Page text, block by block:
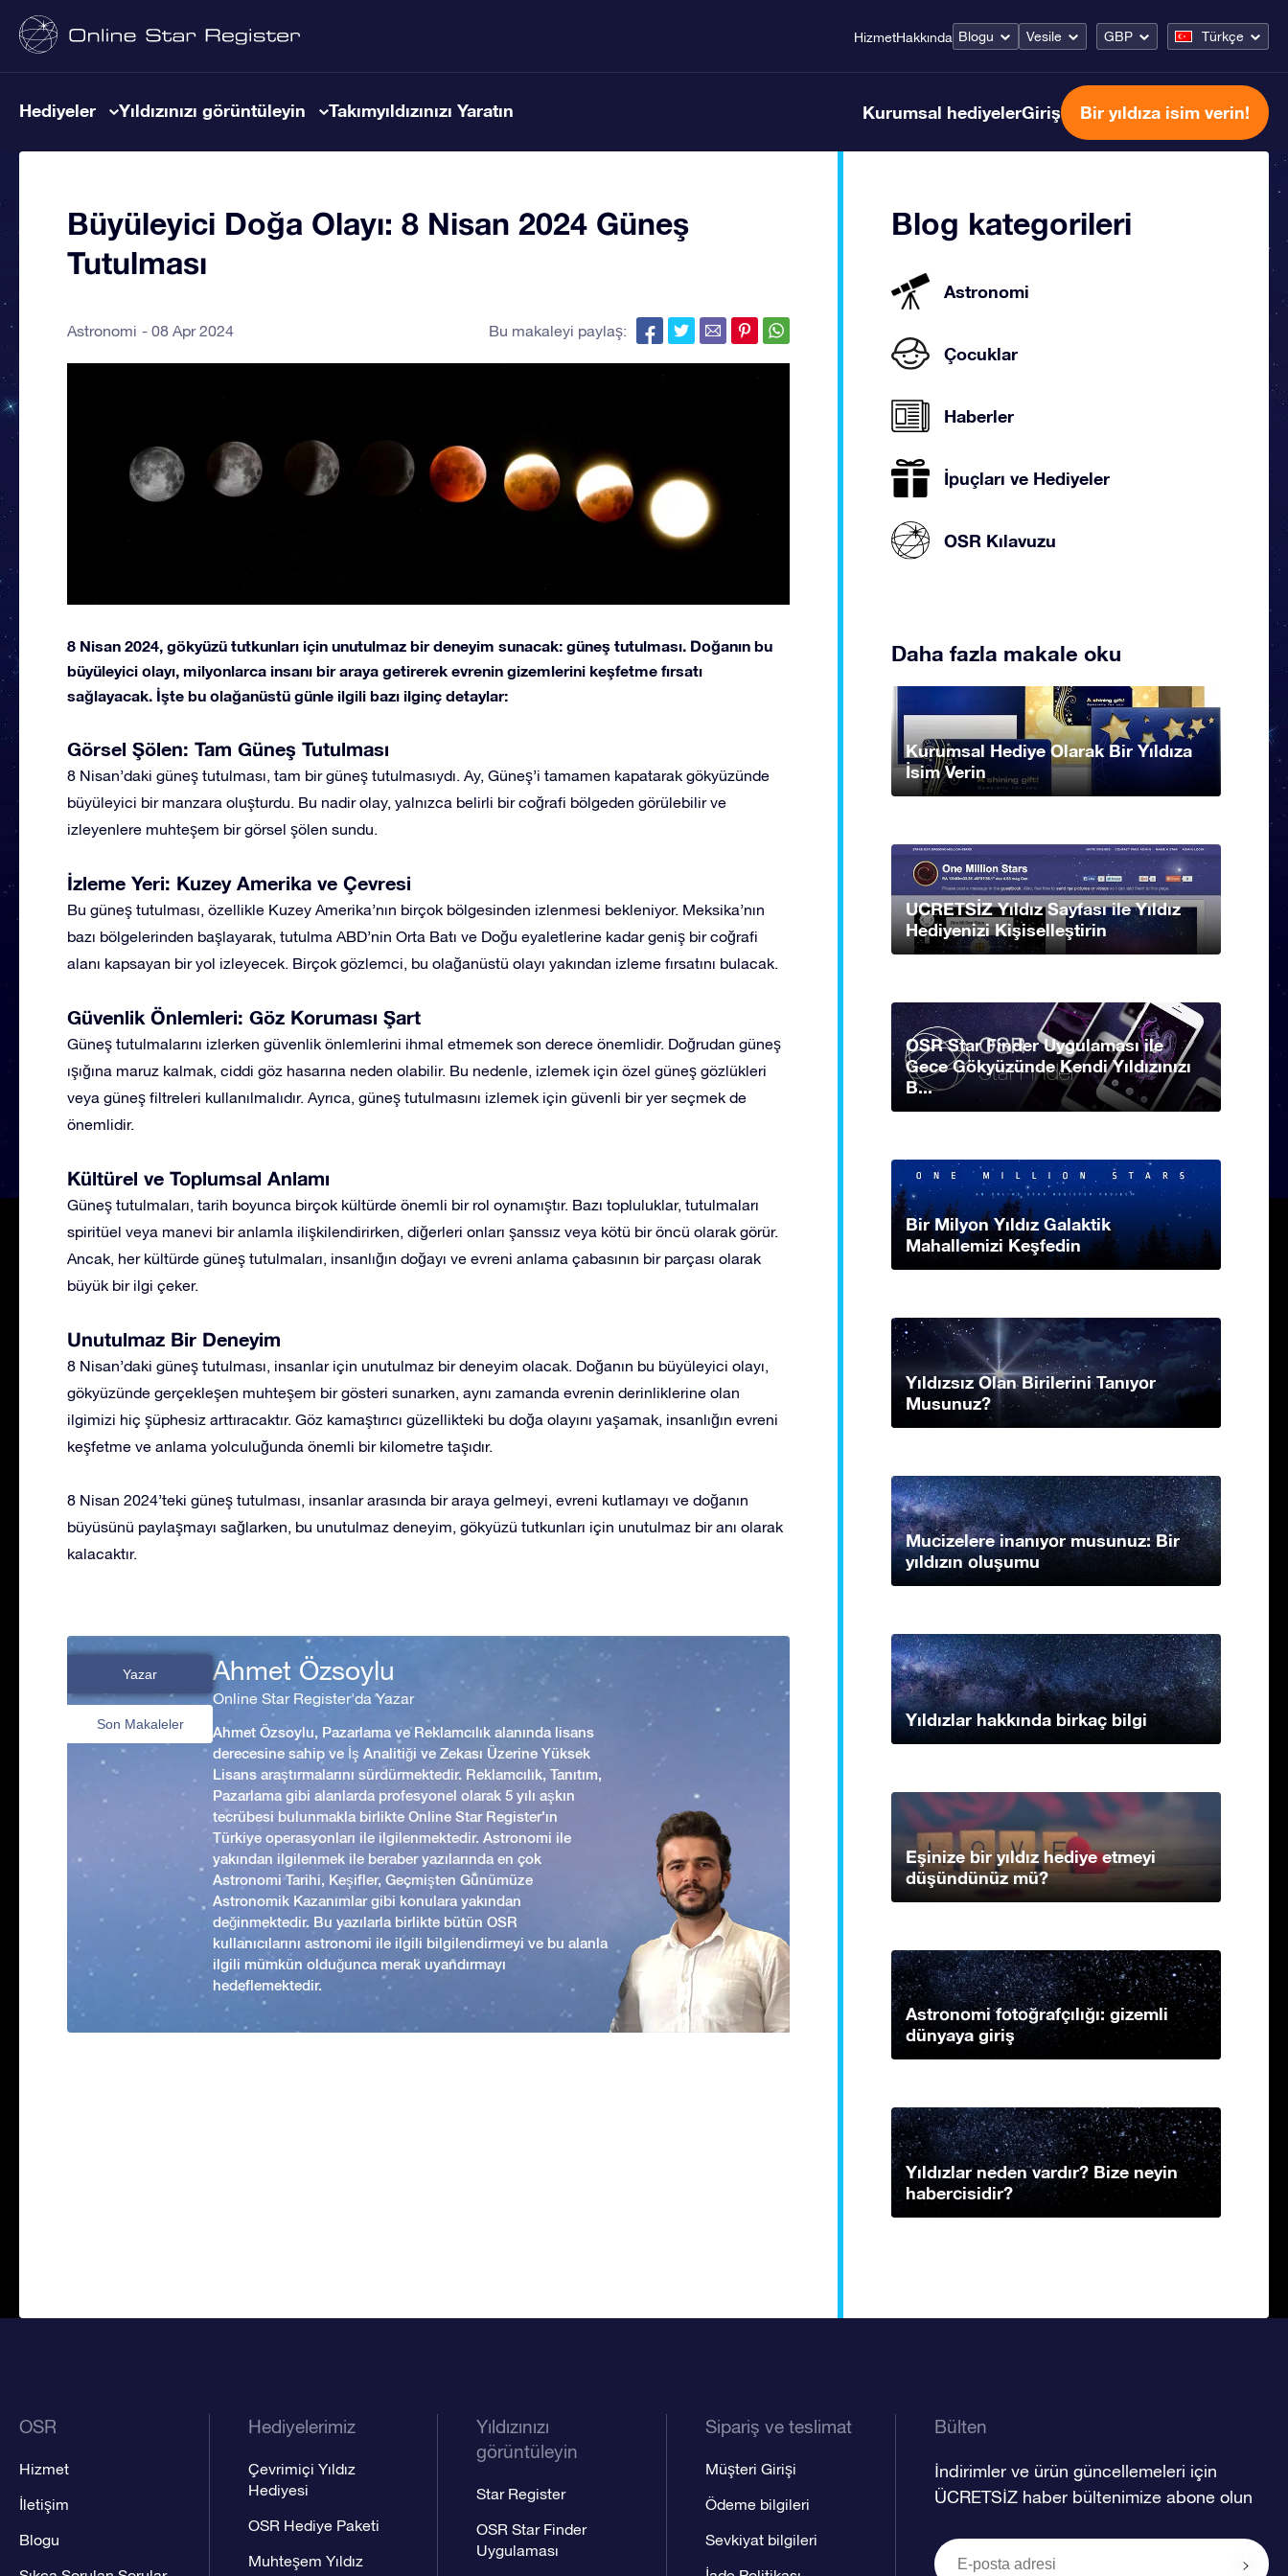
HizmetHakkında Blogu Vesile GBP Türkçe
Hediyeler Yıldızınızı görüntüleyin Takımyıldızınızı Yaratın Kurumsal hediyelerGiriş Bir yıldıza isim verin!
Büyüleyici Doğa Olayı: 8 Nisan 2024 Güneş
Tutulması
Astronomi 08 Apr 2024 Bu makaleyi paylaş:
8 Nisan 2024, gökyüzü tutkunları için unutulmaz bir deneyim sunacak: güneş tutulması. Doğanın bu
büyüleyici olayı, milyonlarca insanı bir araya getirerek evrenin gizemlerini keşfetme fırsatı
sağlayacak. İşte bu olağanüstü günle ilgili bazı ilginç detaylar:
Görsel Şölen: Tam Güneş Tutulması
8 Nisan’daki güneş tutulması, tam bir güneş tutulmasıydı. Ay, Güneş’i tamamen kapatarak gökyüzünde
büyüleyici bir manzara oluşturdu. Bu nadir olay, yalnızca belirli bir coğrafi bölgeden görülebilir ve
izleyenlere muhteşem bir görsel şölen sundu.
İzleme Yeri: Kuzey Amerika ve Çevresi
Bu güneş tutulması, özellikle Kuzey Amerika’nın birçok bölgesinden izlenmesi bekleniyor. Meksika’nın
bazı bölgelerinden başlayarak, tutulma ABD’nin Orta Batı ve Doğu eyaletlerine kadar geniş bir coğrafi
alanı kapsayan bir yol izleyecek. Birçok gözlemci, bu olağanüstü olayı yakından izleme fırsatını bulacak.
Güvenlik Önlemleri: Göz Koruması Şart
Güneş tutulmalarını izlerken güvenlik önlemlerini ihmal etmemek son derece önemlidir. Doğrudan güneş
ışığına maruz kalmak, ciddi göz hasarına neden olabilir. Bu nedenle, izlemek için özel güneş gözlükleri
veya güneş filtreleri kullanılmalıdır. Ayrıca, güneş tutulmasını izlemek için güvenli bir yer seçmek de
önemlidir.
Kültürel ve Toplumsal Anlamı
Güneş tutulmaları, tarih boyunca birçok kültürde önemli bir rol oynamıştır. Bazı topluluklar, tutulmaları
spiritüel veya manevi bir anlamla ilişkilendirirken, diğerleri onları şanssız veya kötü bir öncü olarak görür.
Ancak, her kültürde güneş tutulmaları, insanlığın doğayı ve evreni anlama çabasının bir parçası olarak
büyük bir ilgi çeker.
Unutulmaz Bir Deneyim
8 Nisan’daki güneş tutulması, insanlar için unutulmaz bir deneyim olacak. Doğanın bu büyüleyici olayı,
gökyüzünde gerçekleşen muhteşem bir gösteri sunarken, aynı zamanda evrenin derinliklerine olan
ilgimizi hiç şüphesiz arttıracaktır. Göz kamaştırıcı güzellikteki bu doğa olayını yaşamak, insanlığın evreni
keşfetme ve anlama yolculuğunda önemli bir kilometre taşıdır.
8 Nisan 2024’teki güneş tutulması, insanlar arasında bir araya gelmeyi, evreni kutlamayı ve doğanın
büyüsünü paylaşmayı sağlarken, bu unutulmaz deneyim, gökyüzü tutkunları için unutulmaz bir anı olarak
kalacaktır.
Yazar
Son Makaleler
Ahmet Özsoylu
Online Star Register'da Yazar
Ahmet Özsoylu, Pazarlama ve Reklamcılık alanında lisans
derecesine sahip ve İş Analitiği ve Zekası Üzerine Yüksek
Lisans araştırmalarını sürdürmektedir. Reklamcılık, Tanıtım,
Pazarlama gibi alanlarda profesyonel olarak 5 yılı aşkın
tecrübesi bulunmakla birlikte Online Star Register'ın
Türkiye operasyonları ile ilgilenmektedir. Astronomi ile
yakından ilgilenmek ile beraber yazılarında en çok
Astronomi Tarihi, Keşifler, Geçmişten Günümüze
Astronomik Kazanımlar gibi konulara yakından
değinmektedir. Bu yazılarla birlikte bütün OSR
kullanıcılarını astronomi ile ilgili bilgilendirmeyi ve bu alanla
ilgili mümkün olduğunca merak uyandırmayı
hedeflemektedir.
Blog kategorileri
Astronomi
Çocuklar
Haberler
İpuçları ve Hediyeler
OSR Kılavuzu
Daha fazla makale oku
Kurumsal Hediye Olarak Bir Yıldıza
İsim Verin
UCRETSİZ Yıldız Sayfası ile Yıldız
Hediyenizi Kişiselleştirin
OSR Star Finder Uygulaması ile
Gece Gökyüzünde Kendi Yıldızınızı
B...
Bir Milyon Yıldız Galaktik
Mahallemizi Keşfedin
Yıldızsız Olan Birilerini Tanıyor
Musunuz?
Mucizelere inanıyor musunuz: Bir
yıldızın oluşumu
Yıldızlar hakkında birkaç bilgi
Eşinize bir yıldız hediye etmeyi
düşündünüz mü?
Astronomi fotoğrafçılığı: gizemli
dünyaya giriş
Yıldızlar neden vardır? Bize neyin
habercisidir?
OSR
Hizmet
İletişim
Blogu
Hediyelerimiz
Çevrimiçi Yıldız
Hediyesi
OSR Hediye Paketi
Muhteşem Yıldız
Yıldızınızı
görüntüleyin
Star Register
OSR Star Finder
Uygulaması
Sipariş ve teslimat
Müşteri Girişi
Ödeme bilgileri
Sevkiyat bilgileri
Bülten
İndirimler ve ürün güncellemeleri için
ÜCRETSİZ haber bültenimize abone olun